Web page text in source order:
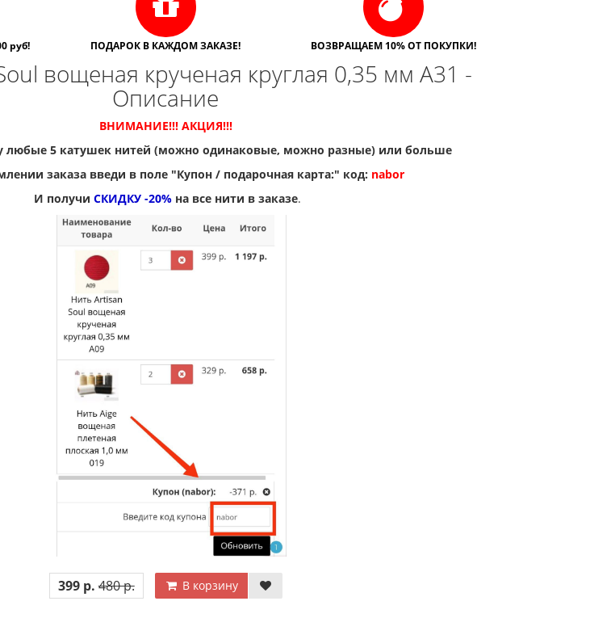
руб! ПОДАРОК В КАЖДОМ ЗАКАЗЕ! ВОЗВРАЩАЕМ 10% ОТ ПОКУПКИ!
вощеная крученая круглая 0,35 мм A31 -
Описание
ВНИМАНИЕ!!! АКЦИЯ!!!
любые 5 катушек нитей (можно одинаковые, можно разные) или больше
заказа введи в поле "Купон / подарочная карта:" код: nabor
И получи СКИДКУ -20%на все нити в заказе.
399 р. 480 р. В корзину